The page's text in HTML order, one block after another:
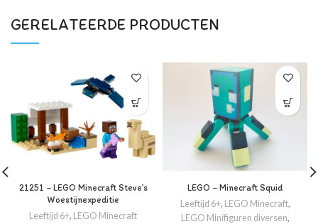
GERELATEERDE PRODUCTEN
21251 – LEGO Minecraft Steve’s
Woestijnexpeditie
Leeftijd 6+,
LEGO Minecraft
LEGO – Minecraft Squid
Leeftijd 6+, LEGO Minecraft,
LEGO Minifiguren diversen,